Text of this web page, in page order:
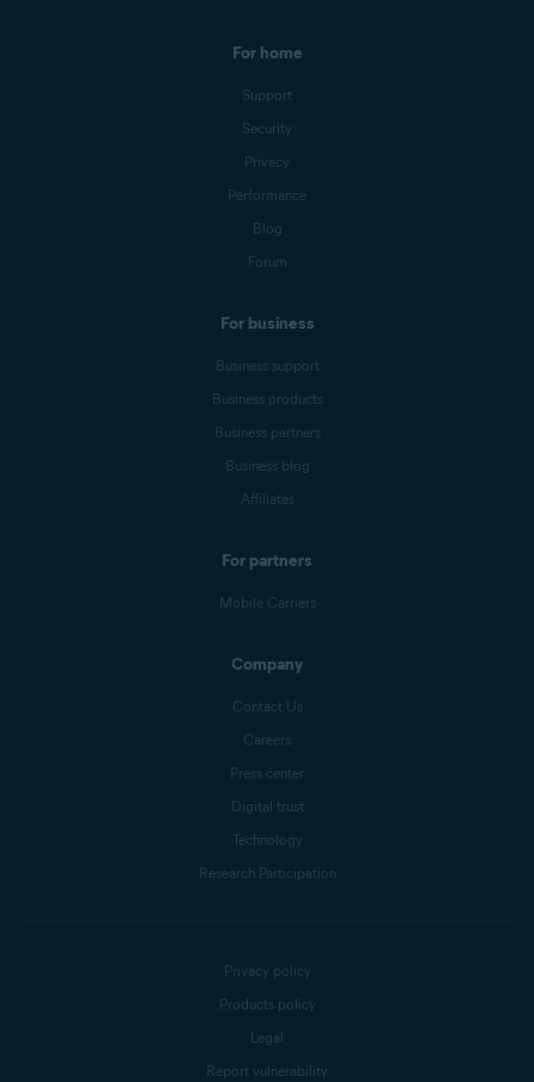
For home
Support
Security
Privacy
Performance
Blog
Forum
For business
Business support
Business products
Business partners
Business blog
Affiliates
For partners
Mobile Carriers
Company
Contact Us
Careers
Press center
Digital trust
Technology
Research Participation
Privacy policy
Products policy
Legal
Report vulnerability